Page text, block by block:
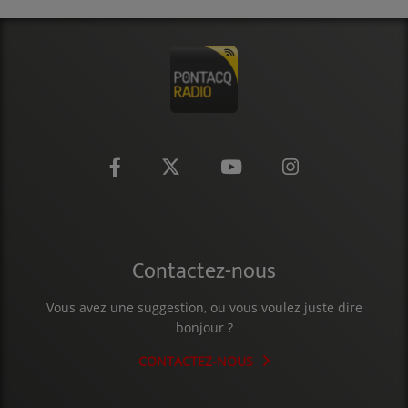
Contactez-nous
Vous avez une suggestion, ou vous voulez juste dire
bonjour ?
CONTACTEZ-NOUS